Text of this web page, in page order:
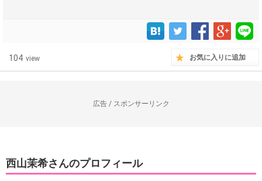
104 view お気に入りに追加
広告 / スポンサーリンク
西山茉希さんのプロフィール